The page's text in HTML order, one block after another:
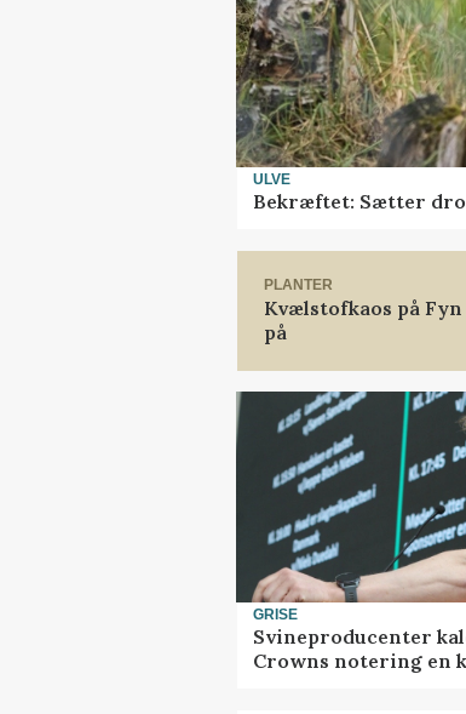
ULVE
Bekræftet: Sætter
PLANTER
Kvælstofkaos på
på
GRISE
Svineproducenter
Crowns notering en